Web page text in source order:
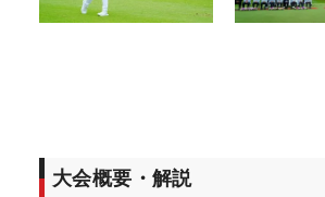
大会概要・解説